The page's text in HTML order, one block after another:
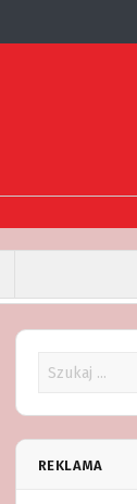
REKLAMA